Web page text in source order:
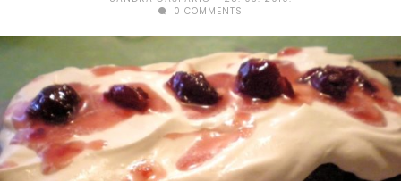
0 COMMENTS